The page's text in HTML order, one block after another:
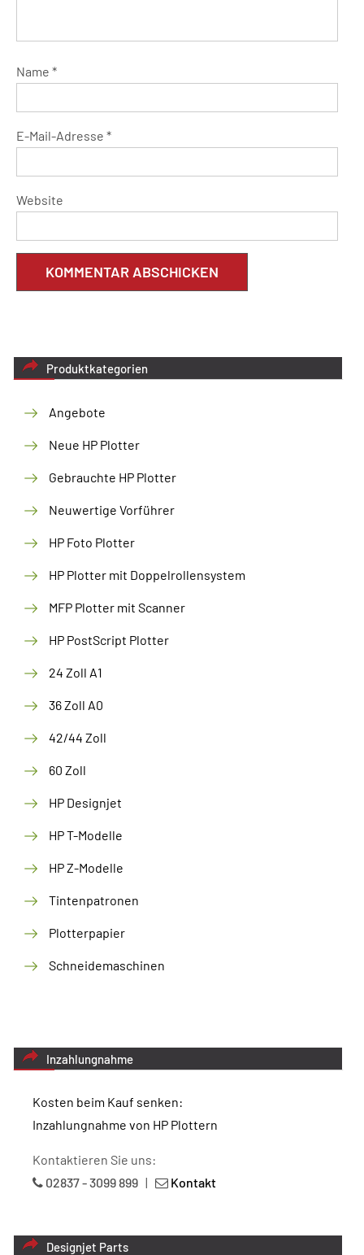
Name *
E-Mail-Adresse *
Website
Produktkategorien
Angebote
Neue HP Plotter
Gebrauchte HP Plotter
Neuwertige Vorführer
HP Foto Plotter
HP Plotter mit Doppelrollensystem
MFP Plotter mit Scanner
HP PostScript Plotter
24 Zoll A1
36 Zoll A0
42/44 Zoll
60 Zoll
HP Designjet
HP T-Modelle
HP Z-Modelle
Tintenpatronen
Plotterpapier
Schneidemaschinen
Inzahlungnahme
Kosten beim Kauf senken:
Inzahlungnahme von HP Plottern
Kontaktieren Sie uns:
02837 - 3099 899 | Kontakt
Designjet Parts